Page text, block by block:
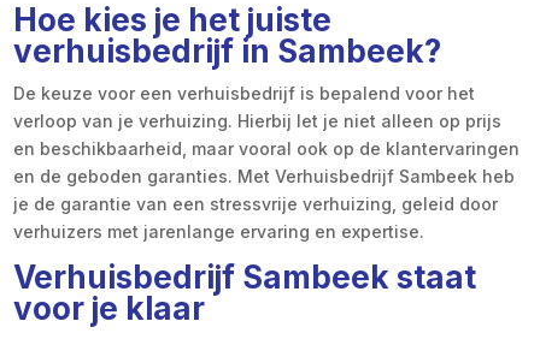
Hoe kies je het juiste
verhuisbedrijf in Sambeek?
De keuze voor een verhuisbedrijf is bepalend voor het
verloop van je verhuizing. Hierbij let je niet alleen op prijs
en beschikbaarheid, maar vooral ook op de klantervaringen
en de geboden garanties. Met Verhuisbedrijf Sambeek heb
je de garantie van een stressvrije verhuizing, geleid door
verhuizers met jarenlange ervaring en expertise.
Verhuisbedrijf Sambeek staat
voor je klaar